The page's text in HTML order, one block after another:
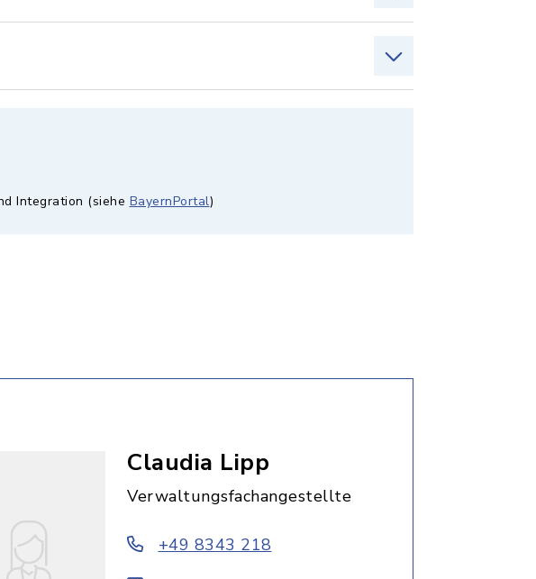
Integration (siehe BayernPortal)
Claudia Lipp
Verwaltungsfachangestellte
+49 8343 218